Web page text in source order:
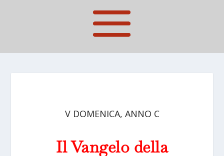
V DOMENICA, ANNO C
Il Vangelo della